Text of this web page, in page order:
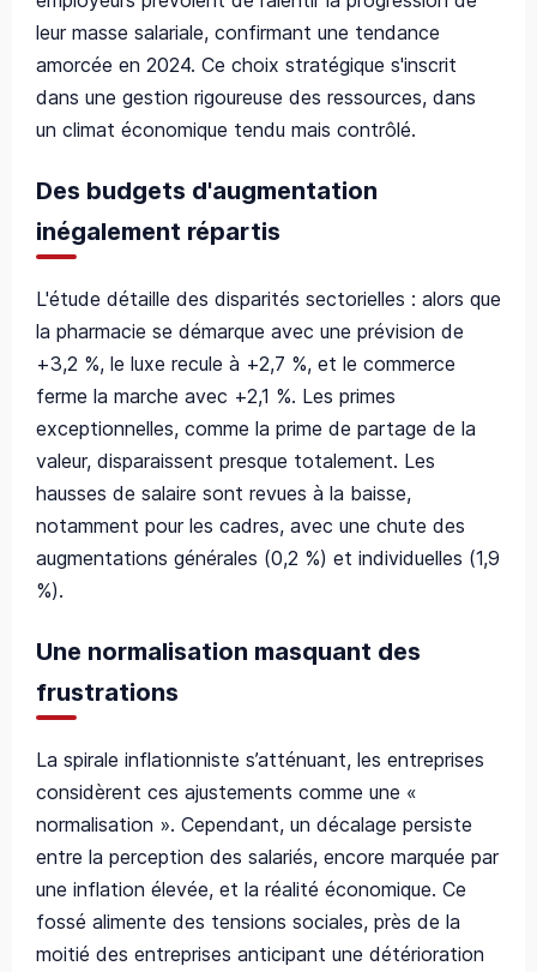
leur masse salariale, confirmant une tendance
amorcée en 2024. Ce choix stratégique s'inscrit
dans une gestion rigoureuse des ressources, dans
un climat économique tendu mais contrôlé.
Des budgets d'augmentation
inégalement répartis
L'étude détaille des disparités sectorielles : alors que
la pharmacie se démarque avec une prévision de
+3,2 %, le luxe recule à +2,7 %, et le commerce
ferme la marche avec +2,1 %. Les primes
exceptionnelles, comme la prime de partage de la
valeur, disparaissent presque totalement. Les
hausses de salaire sont revues à la baisse,
notamment pour les cadres, avec une chute des
augmentations générales (0,2 %) et individuelles (1,9
%).
Une normalisation masquant des
frustrations
La spirale inflationniste s’atténuant, les entreprises
considèrent ces ajustements comme une «
normalisation ». Cependant, un décalage persiste
entre la perception des salariés, encore marquée par
une inflation élevée, et la réalité économique. Ce
fossé alimente des tensions sociales, près de la
moitié des entreprises anticipant une détérioration